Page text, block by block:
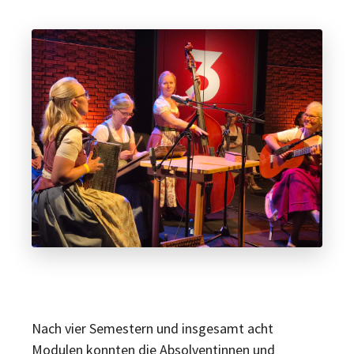
Nach vier Semestern und insgesamt acht
Modulen konnten die Absolventinnen und